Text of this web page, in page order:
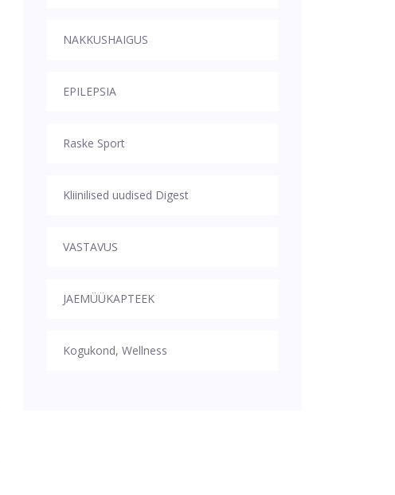
NAKKUSHAIGUS
EPILEPSIA
Raske Sport
Kliinilised uudised Digest
VASTAVUS
JAEMÜÜKAPTEEK
Kogukond, Wellness